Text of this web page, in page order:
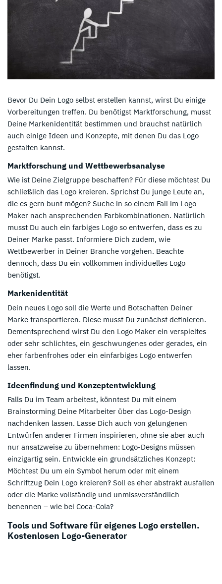
Bevor Du Dein Logo selbst erstellen kannst, wirst Du einige
Vorbereitungen treffen. Du benötigst Marktforschung, musst
Deine Markenidentität bestimmen und brauchst natürlich
auch einige Ideen und Konzepte, mit denen Du das Logo
gestalten kannst.
Marktforschung und Wettbewerbsanalyse
Wie ist Deine Zielgruppe beschaffen? Für diese möchtest Du
schließlich das Logo kreieren. Sprichst Du junge Leute an,
die es gern bunt mögen? Suche in so einem Fall im Logo-
Maker nach ansprechenden Farbkombinationen. Natürlich
musst Du auch ein farbiges Logo so entwerfen, dass es zu
Deiner Marke passt. Informiere Dich zudem, wie
Wettbewerber in Deiner Branche vorgehen. Beachte
dennoch, dass Du ein vollkommen individuelles Logo
benötigst.
Markenidentität
Dein neues Logo soll die Werte und Botschaften Deiner
Marke transportieren. Diese musst Du zunächst definieren.
Dementsprechend wirst Du den Logo Maker ein verspieltes
oder sehr schlichtes, ein geschwungenes oder gerades, ein
eher farbenfrohes oder ein einfarbiges Logo entwerfen
lassen.
Ideenfindung und Konzeptentwicklung
Falls Du im Team arbeitest, könntest Du mit einem
Brainstorming Deine Mitarbeiter über das Logo-Design
nachdenken lassen. Lasse Dich auch von gelungenen
Entwürfen anderer Firmen inspirieren, ohne sie aber auch
nur ansatzweise zu übernehmen: Logo-Designs müssen
einzigartig sein. Entwickle ein grundsätzliches Konzept:
Möchtest Du um ein Symbol herum oder mit einem
Schriftzug Dein Logo kreieren? Soll es eher abstrakt ausfallen
oder die Marke vollständig und unmissverständlich
benennen – wie bei Coca-Cola?
Tools und Software für eigenes Logo erstellen.
Kostenlosen Logo-Generator